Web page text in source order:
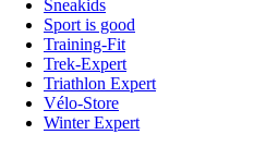
Sneakids
Sport is good
Training-Fit
Trek-Expert
Triathlon Expert
Vélo-Store
Winter Expert